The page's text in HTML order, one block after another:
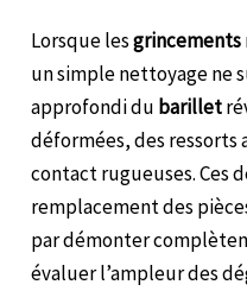
Lorsque lesgrincements
un simple nettoyage ne
approfondi du barillet
déformées, des ressorts
contact rugueuses. Ces
remplacement des
par démonter
évaluer l’ampleur des